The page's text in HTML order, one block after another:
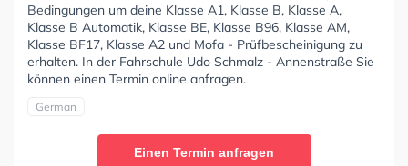
Bedingungen um deine Klasse A1, Klasse B, Klasse A,
Klasse B Automatik, Klasse BE, Klasse B96, Klasse AM,
Klasse BF17, Klasse A2 und Mofa - Prüfbescheinigung zu
erhalten. In der Fahrschule Udo Schmalz - Annenstraße Sie
können einen Termin online anfragen.
German
Einen Termin anfragen